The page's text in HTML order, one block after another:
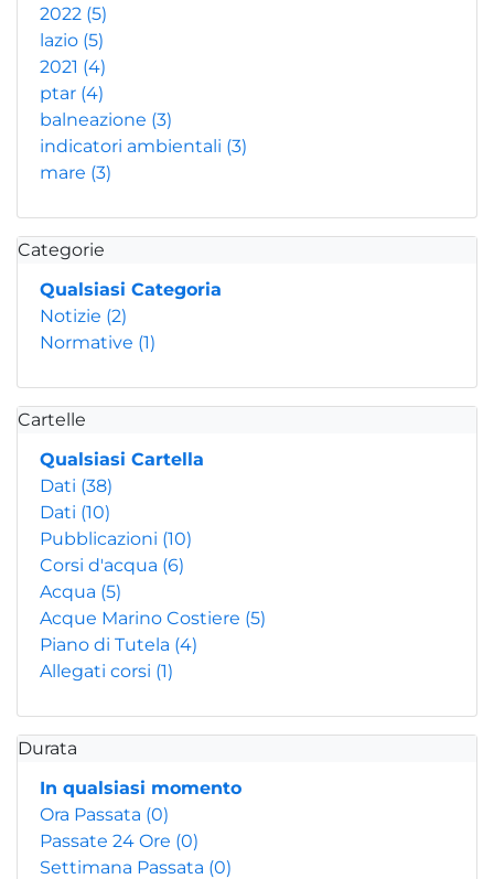
2022 (5)
lazio (5)
2021 (4)
ptar (4)
balneazione (3)
indicatori ambientali (3)
mare (3)
Categorie
Qualsiasi Categoria
Notizie (2)
Normative (1)
Cartelle
Qualsiasi Cartella
Dati (38)
Dati (10)
Pubblicazioni (10)
Corsi d'acqua (6)
Acqua (5)
Acque Marino Costiere (5)
Piano di Tutela (4)
Allegati corsi (1)
Durata
In qualsiasi momento
Ora Passata (0)
Passate 24 Ore (0)
Settimana Passata (0)